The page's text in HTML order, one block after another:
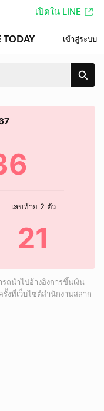
เปิดใน LINE
เข้าสู่ระบบ
เลขท้าย 2 ตัว
21
ถนำไปอ้างอิงการขึ้นเงิน
งที่เว็บไซต์สำนักงานสลาก